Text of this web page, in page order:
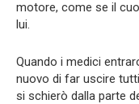
motore, come se il
lui.
Quando i medici
nuovo di far uscire
si schierò dalla parte